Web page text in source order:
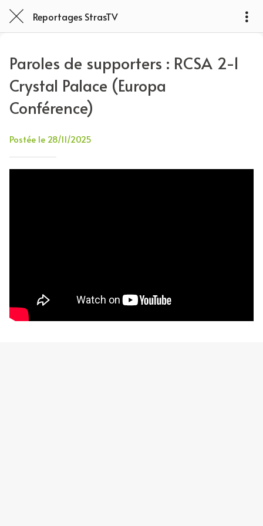
Reportages StrasTV
Paroles de supporters : RCSA 2-1
Crystal Palace (Europa
Conférence)
Postée le 28/11/2025